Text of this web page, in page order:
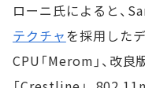
ローニ氏によると、
テクチャを採用した
CPU「Merom」、改